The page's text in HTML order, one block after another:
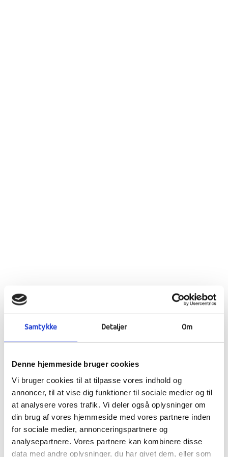
Samtykke Detaljer Om
Denne hjemmeside bruger cookies
Vi bruger cookies til at tilpasse vores indhold og
annoncer, til at vise dig funktioner til sociale medier og til
at analysere vores trafik. Vi deler også oplysninger om
din brug af vores hjemmeside med vores partnere inden
for sociale medier, annonceringspartnere og
analysepartnere. Vores partnere kan kombinere disse
data med andre oplysninger, du har givet dem, eller som
var endelig oprunden, og eftermiddagen bød
svedige fodboldkampe for hhv. drenge og
piger. Drengene sejrede i overbevisende stil
med 6-0, mens pigerne måtte se sig besejret
med 4-0 af et yderst velfungerende pigehold
fra HU, der havde et Nordjysk Mesterskab
med sig i bagagen. 6-4 sammenlagt må dog